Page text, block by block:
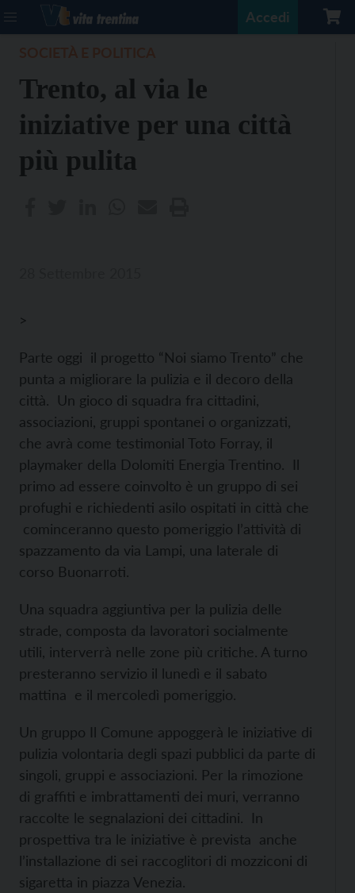
Accedi
Trento, al via le
iniziative per una città
più pulita
>
Parte oggi il progetto “Noi siamo Trento” che
punta a migliorare la pulizia e il decoro della
città. Un gioco di squadra fra cittadini,
associazioni, gruppi spontanei o organizzati,
che avrà come testimonial Toto Forray, il
playmaker della Dolomiti Energia Trentino. Il
primo ad essere coinvolto è un gruppo di sei
profughi e richiedenti asilo ospitati in città che
cominceranno questo pomeriggio l’attività di
spazzamento da via Lampi, una laterale di
corso Buonarroti.
Una squadra aggiuntiva per la pulizia delle
strade, composta da lavoratori socialmente
utili, interverrà nelle zone più critiche. A turno
presteranno servizio il lunedì e il sabato
mattina e il mercoledì pomeriggio.
Un gruppo Il Comune appoggerà le iniziative di
pulizia volontaria degli spazi pubblici da parte di
singoli, gruppi e associazioni. Per la rimozione
di graffiti e imbrattamenti dei muri, verranno
raccolte le segnalazioni dei cittadini. In
prospettiva tra le iniziative è prevista anche
l’installazione di sei raccoglitori di mozziconi di
sigaretta in piazza Venezia.